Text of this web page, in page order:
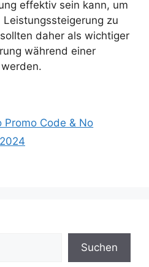
effektiv sein kann, um
zu
daher als wichtiger
während einer
Promo Code & No
Suchen